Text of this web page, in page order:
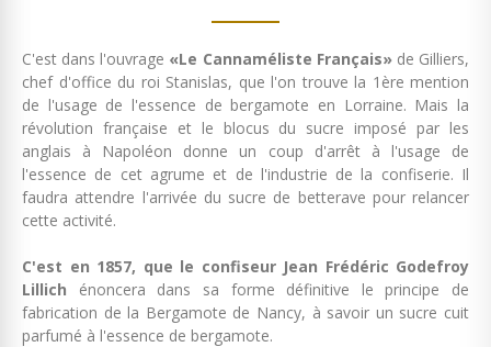
C'est dans l'ouvrage «Le Cannaméliste Français»de Gilliers,
chef d'office du roi Stanislas, que l'on trouve la 1ère mention
de l'usage de l'essence de bergamote en Lorraine. Mais la
révolution française et le blocus du sucre imposé par les
anglais à Napoléon donne un coup d'arrêt à l'usage de
l'essence de cet agrume et de l'industrie de la confiserie. Il
faudra attendre l'arrivée du sucre de betterave pour relancer
cette activité.
C'est en 1857, que le confiseur Jean Frédéric Godefroy
Lillich énoncera dans sa forme définitive le principe de
fabrication de la Bergamote de Nancy, à savoir un sucre cuit
parfumé à l'essence de bergamote.